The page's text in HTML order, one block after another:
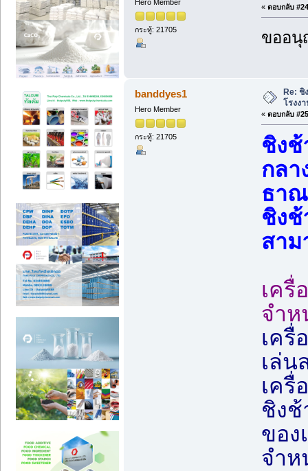
Hero Member
กระทู้: 21705
« ตอบกลับ
ขออนุ
banddyes1
Hero Member
กระทู้: 21705
Re: ชิ
โรงง
« ตอบกลับ
ชิงช้
กลา
ธา
ชิงช้
สาม
เครื่
จำห
เครื่
เล่น
เครื่
ชิง
ของ
จำห